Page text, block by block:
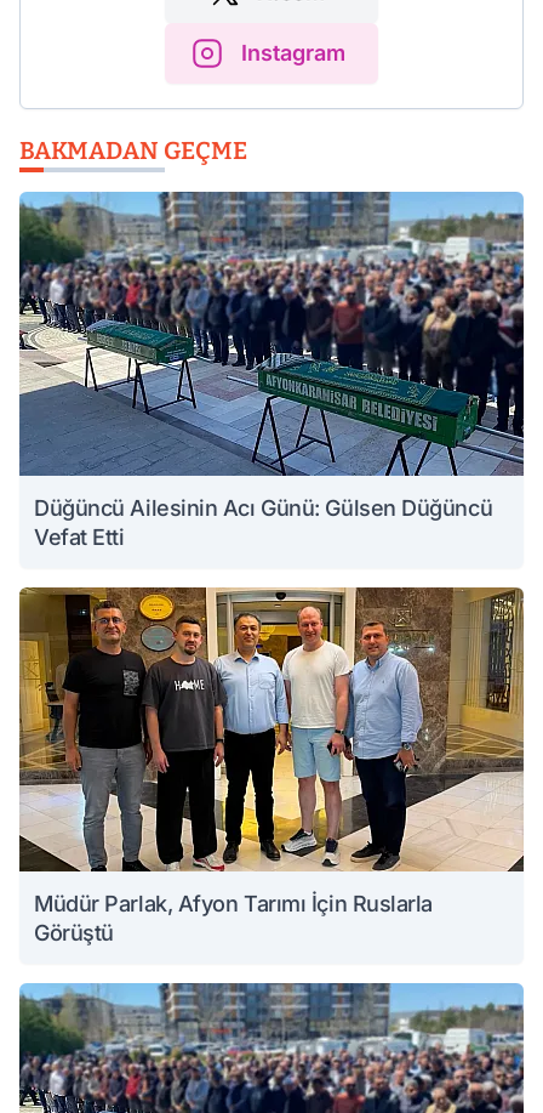
Instagram
BAKMADAN GEÇME
Düğüncü Ailesinin Acı Günü: Gülsen Düğüncü
Vefat Etti
Müdür Parlak, Afyon Tarımı İçin Ruslarla
Görüştü